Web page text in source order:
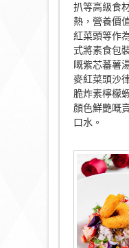
扒等高級食
熱，營養價
紅菜頭等作
式將素食包
嘅紫芯蕃薯
麥紅菜頭沙
脆炸素檸檬
顏色鮮艷嘅
口水。